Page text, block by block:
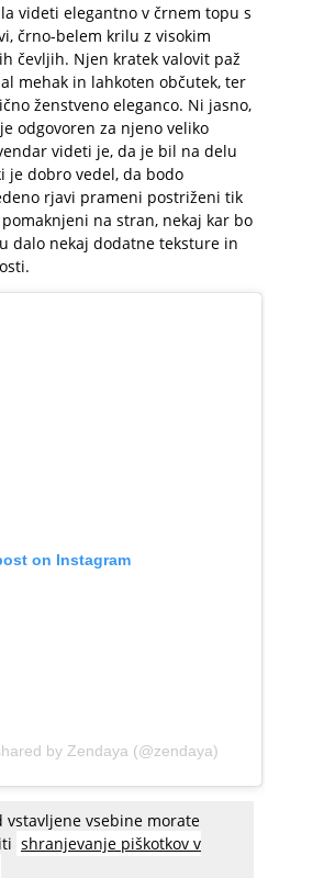
videti elegantno v črnem topu s
črno-belem krilu z visokim
čevljih. Njen kratek valovit paž
mehak in lahkoten občutek, ter
ženstveno eleganco. Ni jasno,
odgovoren za njeno veliko
videti je, da je bil na delu
je dobro vedel, da bodo
rjavi prameni postriženi tik
na stran, nekaj kar bo
dalo nekaj dodatne teksture in
on Instagram
by Zendaya (@zendaya)
vstavljene vsebine morate
shranjevanje piškotkov v